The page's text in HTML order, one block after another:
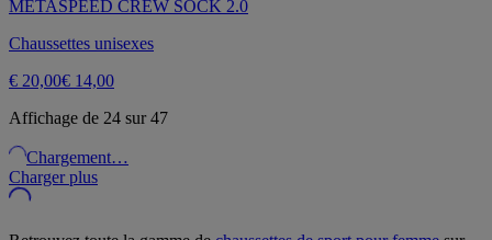
METASPEED CREW SOCK 2.0
Chaussettes unisexes
€ 20,00€ 14,00
Affichage de 24 sur 47
Chargement…
Charger plus